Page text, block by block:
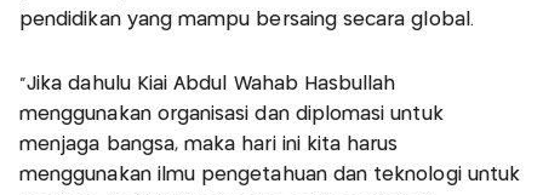
pendidikan yang mampu bersaing secara global.
“Jika dahulu Kiai Abdul Wahab Hasbullah
menggunakan organisasi dan diplomasi untuk
menjaga bangsa, maka hari ini kita harus
menggunakan ilmu pengetahuan dan teknologi untuk